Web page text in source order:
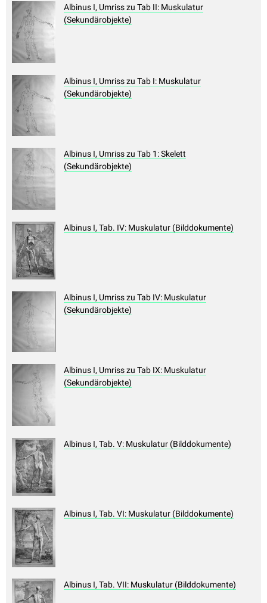
Albinus I, Umriss zu Tab II: Muskulatur
(Sekundärobjekte)
Albinus I, Umriss zu Tab I: Muskulatur
(Sekundärobjekte)
Albinus I, Umriss zu Tab 1: Skelett
(Sekundärobjekte)
Albinus I, Tab. IV: Muskulatur (Bilddokumente)
Albinus I, Umriss zu Tab IV: Muskulatur
(Sekundärobjekte)
Albinus I, Umriss zu Tab IX: Muskulatur
(Sekundärobjekte)
Albinus I, Tab. V: Muskulatur (Bilddokumente)
Albinus I, Tab. VI: Muskulatur (Bilddokumente)
Albinus I, Tab. VII: Muskulatur (Bilddokumente)